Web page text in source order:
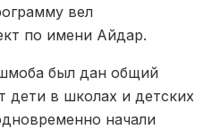
вел
по имени Айдар.
был дан общий
дети в школах и детских
начали